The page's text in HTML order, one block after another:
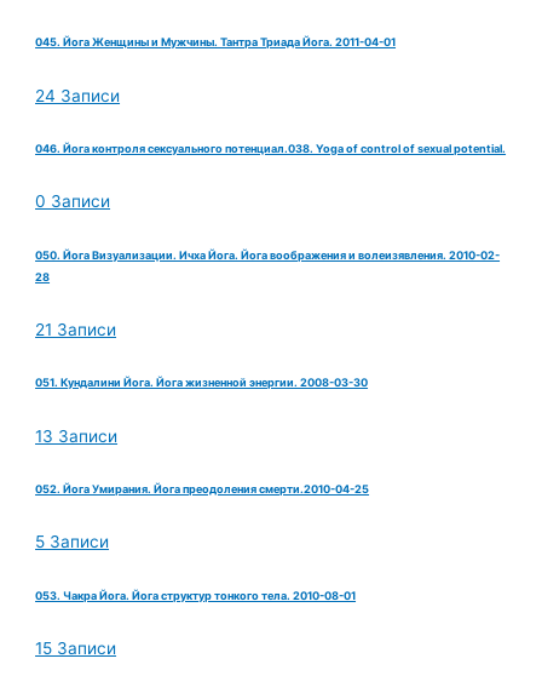
045. Йога Женщины и Мужчины. Тантра Триада Йога. 2011-04-01
24 Записи
046. Йога контроля сексуального потенциал.038. Yoga of control of sexual potential.
0 Записи
050. Йога Визуализации. Ичха Йога. Йога воображения и волеизявления. 2010-02-
28
21 Записи
051. Кундалини Йога. Йога жизненной энергии. 2008-03-30
13 Записи
052. Йога Умирания. Йога преодоления смерти.2010-04-25
5 Записи
053. Чакра Йога. Йога структур тонкого тела. 2010-08-01
15 Записи